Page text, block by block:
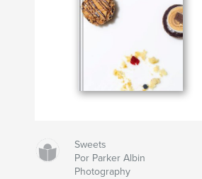
Sweets
Por Parker Albin
Photography